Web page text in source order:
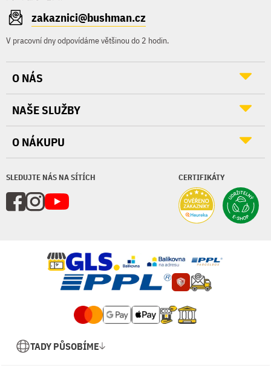
zakaznici@bushman.cz
V pracovní dny odpovídáme většinou do 2 hodin.
SLEDUJTE NÁS NA SÍTÍCH CERTIFIKÁTY
O NÁS
NAŠE SLUŽBY
O NÁKUPU
TADY PŮSOBÍME